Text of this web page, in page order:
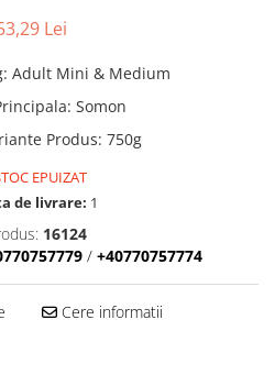
Lei
: Adult Mini & Medium
: Somon
Produs: 750g
EPUIZAT
de livrare: 1
16124
/ +40770757774
Cere informatii